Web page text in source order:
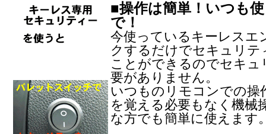
■操作は簡単！いつも
で！
今使っているキーレスエ
クするだけでセキュリテ
ことができるのでセキ
要がありません。
いつものリモコンでの操
を覚える必要もなく機械
な方でも簡単に使えます